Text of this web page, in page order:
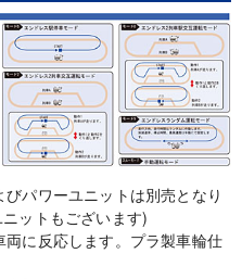
パワーユニットは別売となり
ットもございます)
に反応します。プラ製車輪仕